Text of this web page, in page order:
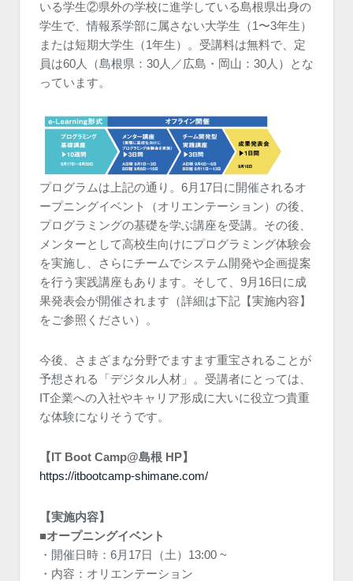
いる学生②県外の学校に進学している島根県出身の
学生で、情報系学部に属さない大学生（1〜3年生）
または短期大学生（1年生）。受講料は無料で、定
員は60人（島根県：30人／広島・岡山：30人）とな
っています。
プログラムは上記の通り。6月17日に開催されるオ
ープニングイベント（オリエンテーション）の後、
プログラミングの基礎を学ぶ講座を受講。その後、
メンターとして高校生向けにプログラミング体験会
を実施し、さらにチームでシステム開発や企画提案
を行う実践講座もあります。そして、9月16日に成
果発表会が開催されます（詳細は下記【実施内容】
をご参照ください）。
今後、さまざまな分野でますます重宝されることが
予想される「デジタル人材」。受講者にとっては、
IT企業への入社やキャリア形成に大いに役立つ貴重
な体験になりそうです。
【 IT Boot Camp@島根 HP】
https://itbootcamp-shimane.com/
【実施内容】
■オープニングイベント
・開催日時：6月17日（土）13:00 ~
・内容：オリエンテーション